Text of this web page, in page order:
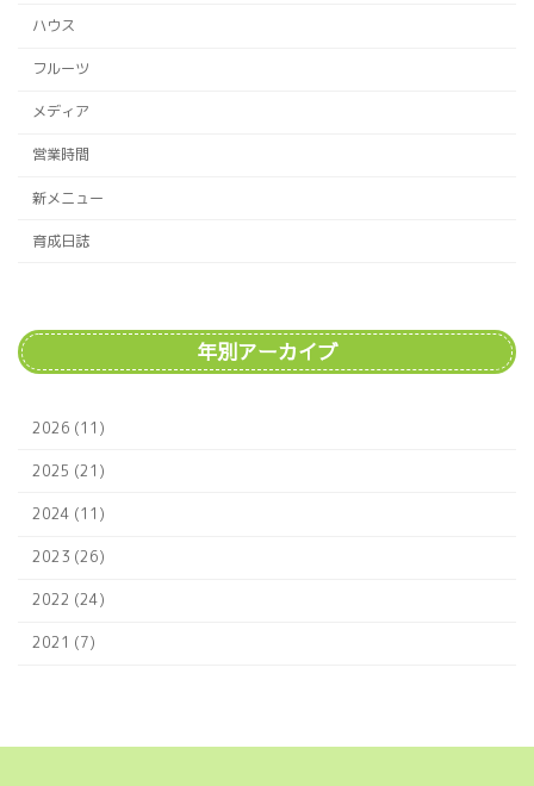
ハウス
フルーツ
メディア
営業時間
新メニュー
育成日誌
年別アーカイブ
2026 (11)
2025 (21)
2024 (11)
2023 (26)
2022 (24)
2021 (7)